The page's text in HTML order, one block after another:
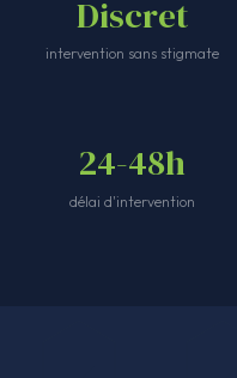
Discret
intervention sans stigmate
24-48h
délai d'intervention